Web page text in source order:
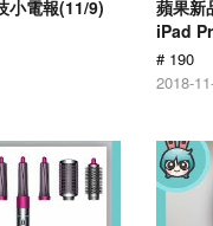
小電報(11/9)
蘋果新
iPad
# 190
2018-